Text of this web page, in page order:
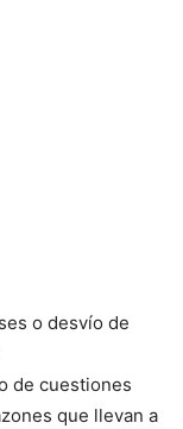
o desvío de
de cuestiones
que llevan a